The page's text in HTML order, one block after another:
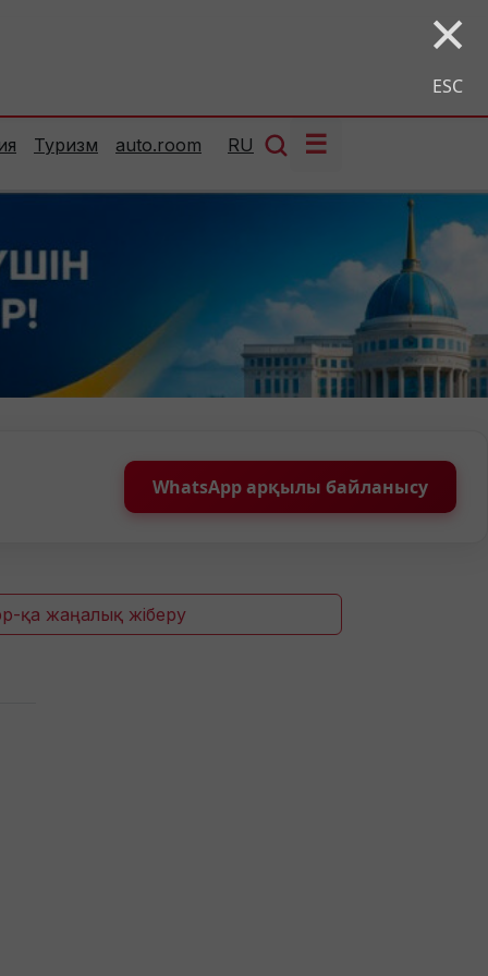
×
ESC
Туризм auto.room RU ☰
WhatsApp арқылы байланысу
қа жаңалық жіберу